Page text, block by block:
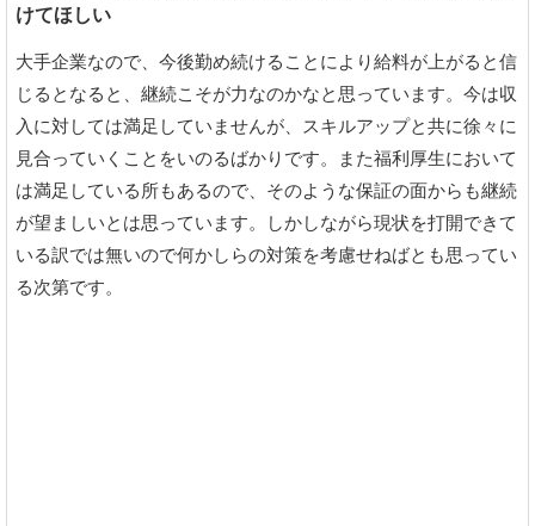
けてほしい
大手企業なので、今後勤め続けることにより給料が上がると信
じるとなると、継続こそが力なのかなと思っています。今は収
入に対しては満足していませんが、スキルアップと共に徐々に
見合っていくことをいのるばかりです。また福利厚生において
は満足している所もあるので、そのような保証の面からも継続
が望ましいとは思っています。しかしながら現状を打開できて
いる訳では無いので何かしらの対策を考慮せねばとも思ってい
る次第です。